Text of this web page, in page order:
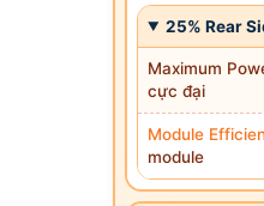
25% Rear
Maximum
cực đại
Module
module